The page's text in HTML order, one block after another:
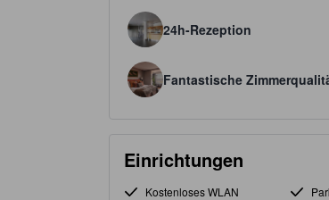
24h-Rezeption
Fantastische
Einrichtungen
Kostenloses WLAN